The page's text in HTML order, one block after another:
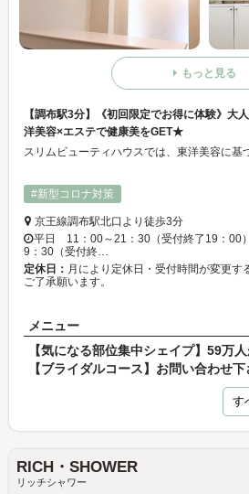
もっと見る
【調布駅3分】《初回限定でお得に体験》大
洋美容×エステで健康美をGET★
#新型コロナ対策
京王線調布駅北口より徒歩3分
平日 11：00～21：30（受付終了19：00
9：30（受付終…
定休日： 月により定休日・受付時間が変更す
ご了承願います。
メニュー
【ブライダルコース】お問い合わせ下
す
RICH・SHOWER
リッチシャワー